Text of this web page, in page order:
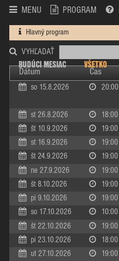
MENU PROGRAM
Hlavný program
VYHĽADAŤ
BUDÚCI MESIAC
VŠETKO
Dátum Čas
so 15.8.2026 20:00
st 26.8.2026 18:00
št 10.9.2026 19:00
st 16.9.2026 19:00
št 24.9.2026 19:00
ne 27.9.2026 19:00
št 8.10.2026 19:00
pi 9.10.2026 19:00
so 17.10.2026 10:00
št 22.10.2026 19:00
pi 23.10.2026 18:00
ut 27.10.2026 19:00